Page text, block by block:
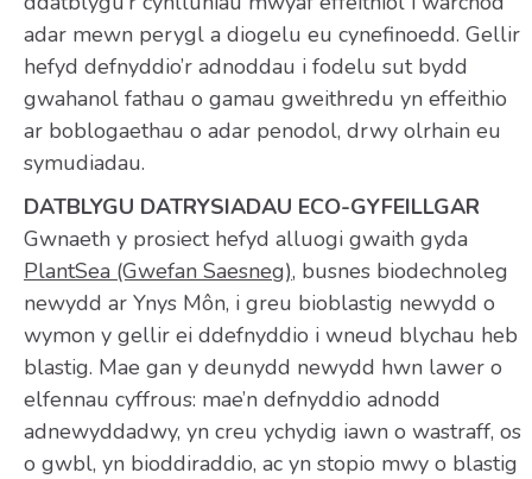
adar mewn perygl a diogelu eu cynefinoedd. Gellir
hefyd defnyddio’r adnoddau i fodelu sut bydd
gwahanol fathau o gamau gweithredu yn effeithio
ar boblogaethau o adar penodol, drwy olrhain eu
symudiadau.
DATBLYGU DATRYSIADAU ECO-GYFEILLGAR
Gwnaeth y prosiect hefyd alluogi gwaith gyda
PlantSea (Gwefan Saesneg), busnes biodechnoleg
newydd ar Ynys Môn, i greu bioblastig newydd o
wymon y gellir ei ddefnyddio i wneud blychau heb
blastig. Mae gan y deunydd newydd hwn lawer o
elfennau cyffrous: mae’n defnyddio adnodd
adnewyddadwy, yn creu ychydig iawn o wastraff, os
o gwbl, yn bioddiraddio, ac yn stopio mwy o blastig